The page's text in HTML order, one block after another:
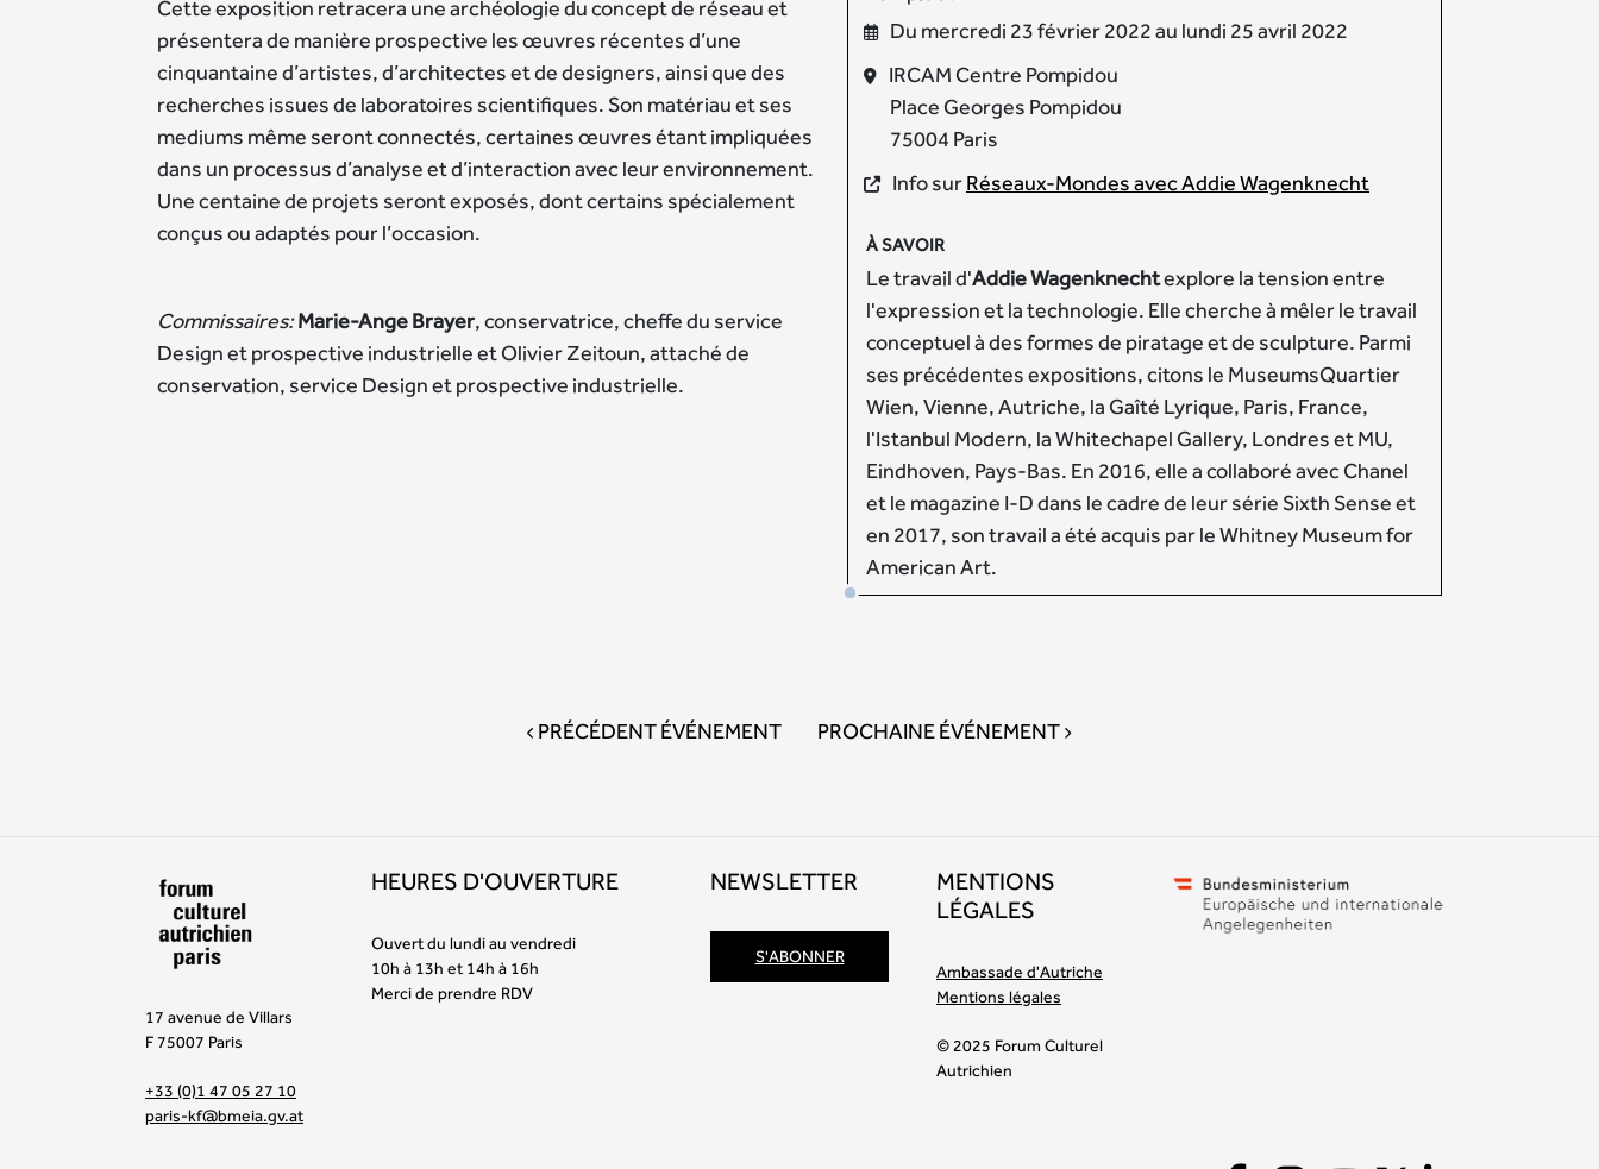
Du mercredi 23 février 2022 au lundi 25 avril 2022
IRCAM Centre Pompidou
Place Georges Pompidou
75004 Paris
Info surRéseaux-Mondes avec Addie Wagenknecht
À SAVOIR
Le travail d'Addie Wagenknechtexplore la tension entre
l'expression et la technologie. Elle cherche à mêler le travail
conceptuel à des formes de piratage et de sculpture. Parmi
ses précédentes expositions, citons le MuseumsQuartier
Wien, Vienne, Autriche, la Gaîté Lyrique, Paris, France,
l'Istanbul Modern, la Whitechapel Gallery, Londres et MU,
Eindhoven, Pays-Bas. En 2016, elle a collaboré avec Chanel
et le magazine I-D dans le cadre de leur série Sixth Sense et
en 2017, son travail a été acquis par le Whitney Museum for
American Art.
Cette exposition retracera une archéologie du concept de réseau et
présentera de manière prospective les œuvres récentes d’une
cinquantaine d’artistes, d’architectes et de designers, ainsi que des
recherches issues de laboratoires scientifiques. Son matériau et ses
mediums même seront connectés, certaines œuvres étant impliquées
dans un processus d’analyse et d’interaction avec leur environnement.
Une centaine de projets seront exposés, dont certains spécialement
conçus ou adaptés pour l’occasion.
Commissaires:Marie-Ange Brayer, conservatrice, cheffe du service
Design et prospective industrielle et Olivier Zeitoun, attaché de
conservation, service Design et prospective industrielle.
PRÉCÉDENT ÉVÉNEMENT PROCHAINE ÉVÉNEMENT
17 avenue de Villars
F 75007 Paris
+33 (0)1 47 05 27 10
paris-kf@bmeia.gv.at
HEURES D'OUVERTURE
Ouvert du lundi au vendredi
10h à 13h et 14h à 16h
Merci de prendre RDV
NEWSLETTER
S'ABONNER
MENTIONS
LÉGALES
Ambassade d'Autriche
Mentions légales
© 2025 Forum Culturel
Autrichien